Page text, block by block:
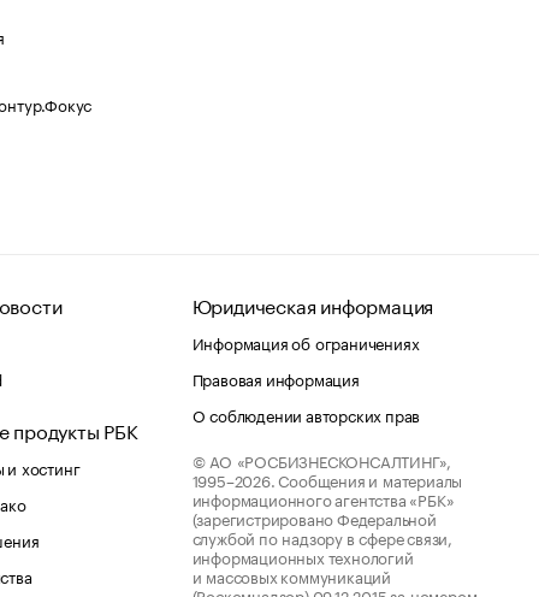
продукты РБК
хостинг
Юридическая информация
Информация об ограничениях
Правовая информация
О соблюдении авторских прав
© АО «РОСБИЗНЕСКОНСАЛТИНГ»,
1995–2026. Сообщения и материалы
информационного агентства «РБК»
(зарегистрировано Федеральной
службой по надзору в сфере связи,
информационных технологий
и массовых коммуникаций